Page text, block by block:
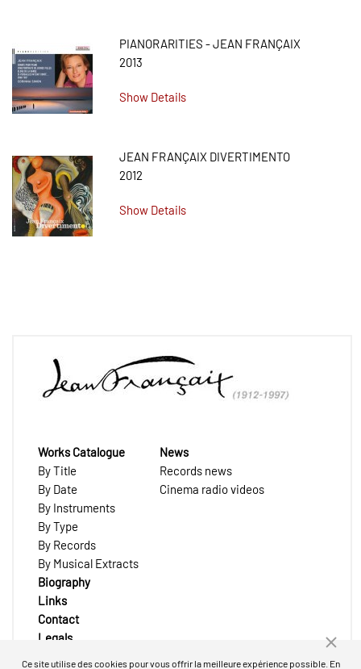
PIANORARITIES - JEAN FRANÇAIX
2013
Show Details
JEAN FRANÇAIX DIVERTIMENTO
2012
Show Details
Works Catalogue
By Title
By Date
By Instruments
By Type
By Records
By Musical Extracts
News
Records news
Cinema radio videos
Biography
Links
Contact
Legals
Ce site utilise des cookies pour vous offrir la meilleure expérience possible. En